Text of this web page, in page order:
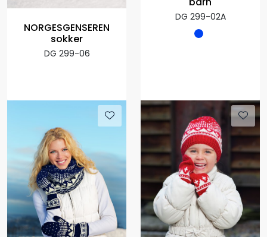
NORGESGENSEREN
sokker
DG 299-06
DG 299-02A